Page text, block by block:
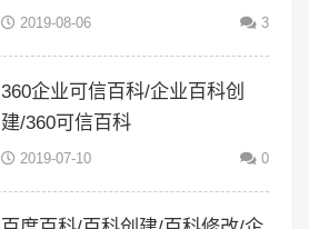
2019-08-06 3
360企业可信百科/企业百科创
建/360可信百科
2019-07-10 0